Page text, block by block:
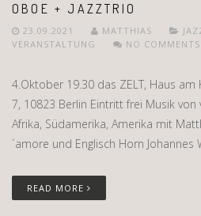
OBOE + JAZZTRIO
23.09.2021 MATTHIAS
VERANSTALTUNG
NO COMMENTS
4.Oktober 19.30 das ZELT, Haus
7, 10823 Berlin Eintritt frei Musik
Afrika, Südamerika, Amerika mit
´amore und Englisch Horn Johannes
READ MORE